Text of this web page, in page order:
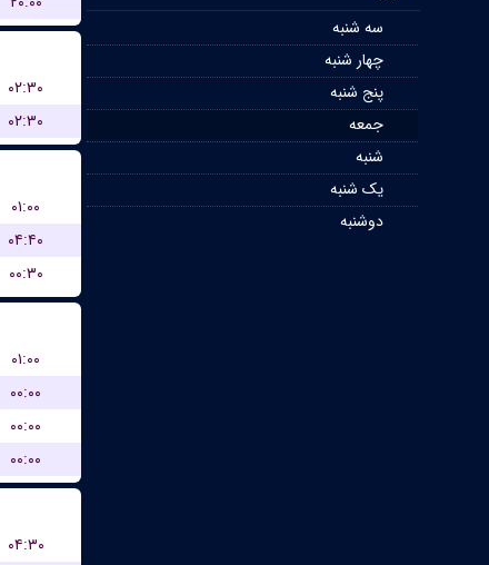
سه شنبه
چهار شنبه
پنج شنبه
جمعه
شنبه
یک شنبه
دوشنبه
۰۲:۳۰
۰۲:۳۰
۰۱:۰۰
۰۴:۴۰
۰۰:۳۰
۰۱:۰۰
۰۰:۰۰
۰۰:۰۰
۰۰:۰۰
۰۴:۳۰